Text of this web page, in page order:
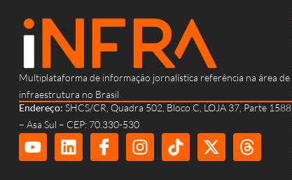
Multiplataforma de informação jornalística referência na área de
infraestrutura no Brasil
Endereço: SHCS/CR, Quadra 502, Bloco C, LOJA 37, Parte 1588
– Asa Sul – CEP: 70.330-530